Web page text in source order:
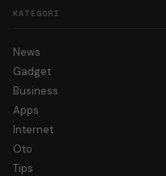
KATEGORI
News
Gadget
Business
Apps
Internet
Oto
Tips